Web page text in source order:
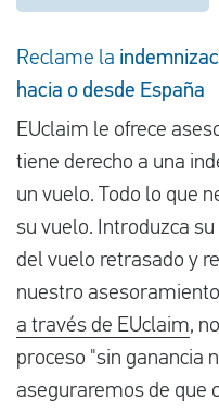
Reclame la
hacia o desde España
EUclaim le ofrece
tiene derecho a una
un vuelo. Todo lo que
su vuelo. Introduzca
del vuelo retrasado y
nuestro
a través de EUclaim,
proceso "sin ganancia
aseguraremos de que